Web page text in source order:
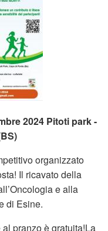
2024 Pitoti park -
organizzato
Il ricavato della
e alla
di Esine.
pranzo è gratuita!La